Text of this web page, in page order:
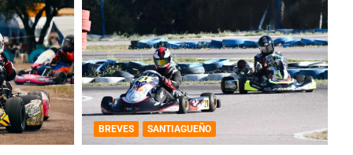
BREVES SANTIAGUEÑO
COBERTURA ESPECIAL DE E-KART.COM.AR
08/09-AGO
IAME SERIES ARGENTINA 6